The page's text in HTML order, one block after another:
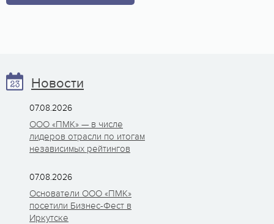
Новости
07.08.2026
ООО «ПМК» — в числе
лидеров отрасли по итогам
независимых рейтингов
07.08.2026
Основатели ООО «ПМК»
посетили Бизнес-Фест в
Иркутске